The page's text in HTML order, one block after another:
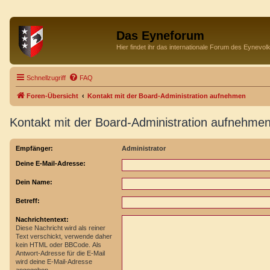
Das Eyneforum
Hier findet ihr das internationale Forum des
Schnellzugriff FAQ
Foren-Übersicht Kontakt mit der Board-Administration aufnehmen
Kontakt mit der Board-Administration aufnehmen
Empfänger: Administrator
Deine E-Mail-Adresse:
Dein Name:
Betreff:
Nachrichtentext:
Diese Nachricht wird als reiner
Text verschickt, verwende daher
kein HTML oder BBCode. Als
Antwort-Adresse für die E-Mail
wird deine E-Mail-Adresse